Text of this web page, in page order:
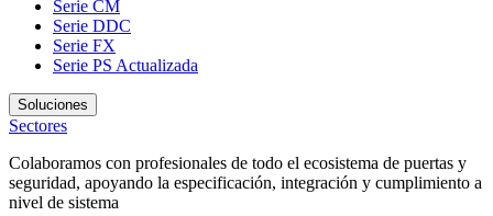
Serie CM
Serie DDC
Serie FX
Serie PS Actualizada
Soluciones
Sectores
Colaboramos con profesionales de todo el ecosistema de puertas y
seguridad, apoyando la especificación, integración y cumplimiento a
nivel de sistema